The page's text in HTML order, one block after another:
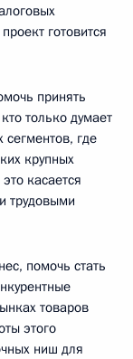
готовится
принять
только думает
сегментов, где
крупных
касается
трудовыми
помочь стать
товаров
этого
ниш для